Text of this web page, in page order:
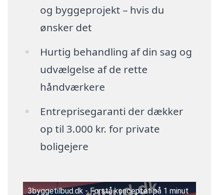
og byggeprojekt – hvis du
ønsker det
Hurtig behandling af din sag og
udvælgelse af de rette
håndværkere
Entreprisegaranti der dækker
op til 3.000 kr. for private
boligejere
3byggetilbud.dk - Forstå konceptet på 1 minut